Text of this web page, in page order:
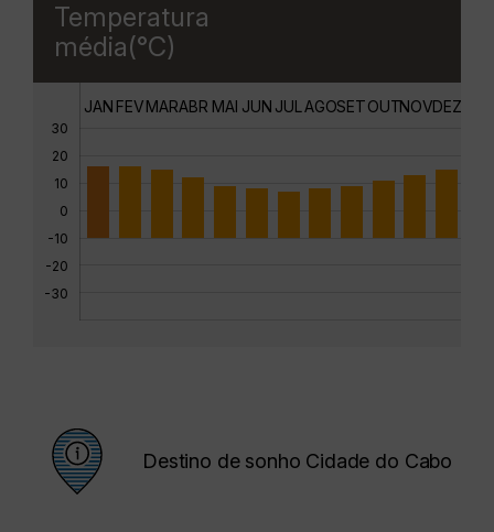
Temperatura
média(°C)
30
20
10
0
-10
-20
-30
JAN FEVMARABR MAI JUN JUL AGOSETOUTNOVDEZ
Destino de sonho Cidade do Cabo